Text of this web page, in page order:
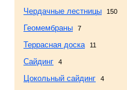
Чердачные лестницы 150
Геомембраны 7
Террасная доска 11
Сайдинг 4
Цокольный сайдинг 4